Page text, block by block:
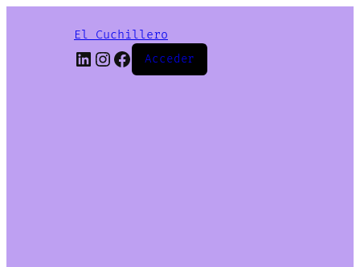
El Cuchillero
LinkedIn
Instagram
Facebook
Acceder